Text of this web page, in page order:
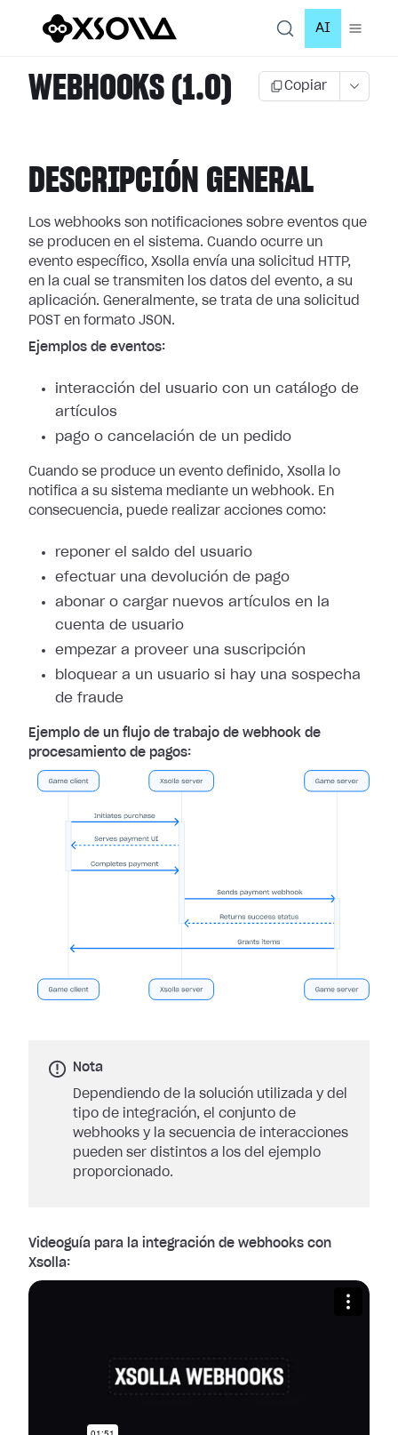
AI
WEBHOOKS (1.0) Copiar
DESCRIPCIÓN GENERAL
Los webhooks son notificaciones sobre eventos que
se producen en el sistema. Cuando ocurre un
evento específico, Xsolla envía una solicitud HTTP,
en la cual
se transmiten los datos del evento, a su
aplicación. Generalmente, se trata de una solicitud
POST en formato JSON.
Ejemplos de eventos:
interacción del usuario con un catálogo de
artículos
pago o cancelación de un pedido
Cuando se produce un evento definido, Xsolla lo
notifica a su sistema mediante un webhook. En
consecuencia, puede realizar acciones como:
reponer el saldo del usuario
efectuar una devolución de pago
abonar o cargar nuevos artículos en la
cuenta de usuario
empezar a proveer una suscripción
bloquear a un usuario si hay una sospecha
de fraude
Ejemplo de un flujo de trabajo de webhook de
procesamiento de pagos:
Nota
Dependiendo de la solución utilizada y del
tipo de integración, el conjunto de
webhooks y la secuencia de interacciones
pueden ser distintos a los del ejemplo
proporcionado.
Videoguía para la integración de webhooks con
Xsolla: